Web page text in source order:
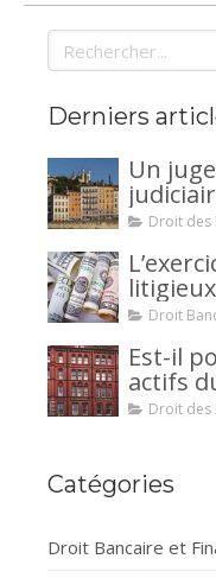
Rechercher
Derniers
Un
votre
Droit des
la
Droit
Est-il
actifs
Droit des
Catégories
Droit Bancaire et